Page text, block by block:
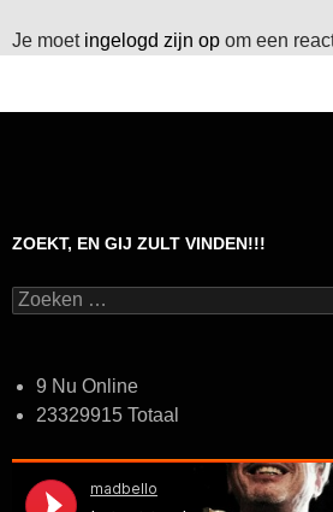
Je moet ingelogd zijn op om een
ZOEKT, EN GIJ ZULT VINDEN!!!
Zoeken
naar:
9 Nu Online
23329915 Totaal